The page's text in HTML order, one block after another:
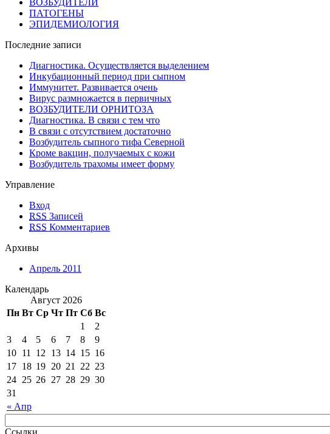
ПАТОГЕНЫ
ЭПИДЕМИОЛОГИЯ
Последние записи
Диагностика. Осуществляется выделением
Инкубационный период при сыпном
Иммунитет. Развивается очень
Вирус размножается в первичных
ВОЗБУДИТЕЛИ ОРНИТОЗА
Диагностика. В связи с тем что
В связи с отсутствием достаточно
Возбудитель сыпного тифа Северной
Кроме вакцин, получаемых с кожи
Возбудитель трахомы имеет форму
Управление
Вход
RSS Записей
RSS Комментариев
Архивы
Апрель 2011
Календарь
Август 2026
Пн Вт Ср Чт Пт Сб Вс
« Апр
1
2
3
4 5 6 7 8
9
10 11 12 13 14 15 16
17 18 19 20 21 22 23
24 25 26 27 28 29 30
31
Ссылки